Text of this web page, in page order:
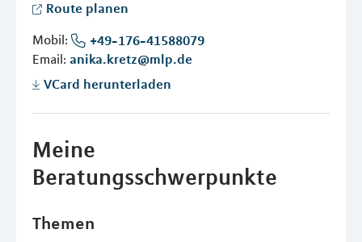
Route planen
Mobil:
+49-176-41588079
Email: anika.kretz@mlp.de
VCard herunterladen
Meine
Beratungsschwerpunkte
Themen